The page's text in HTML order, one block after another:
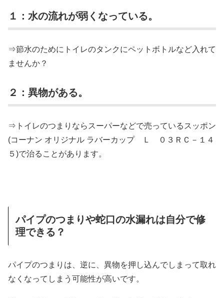
１：水の流れが弱くなっている。
⇒節水のためにトイレのタンクにペットボトルなど入れて
ませんか？
２：異物がある。
⇒トイレのつまりならスーパーなどで売っているスッポン
(コーナン オリジナル ラバーカップ Ｌ ０３ＲＣ－１４
５)で治ることがあります。
パイプのつまりや蛇口の水漏れは自分で修
理できる？
パイプのつまりは、逆に、異物を押し込んでしまって取れ
なくなってしまう可能性が高いです。